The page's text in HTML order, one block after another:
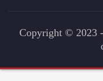
Copyright © 2023